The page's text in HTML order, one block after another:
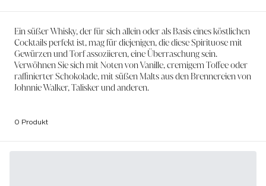
Ein süßer Whisky, der für sich allein oder als Basis eines köstlichen
Cocktails perfekt ist, mag für diejenigen, die diese Spirituose mit
Gewürzen und Torf assoziieren, eine Überraschung sein.
Verwöhnen Sie sich mit Noten von Vanille, cremigem Toffee oder
raffinierter Schokolade, mit süßen Malts aus den Brennereien von
Johnnie Walker, Talisker und anderen.
0 Produkt